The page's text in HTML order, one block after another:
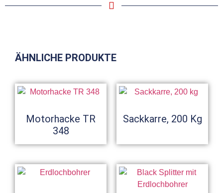
ÄHNLICHE PRODUKTE
Motorhacke TR
348
Sackkarre, 200 Kg